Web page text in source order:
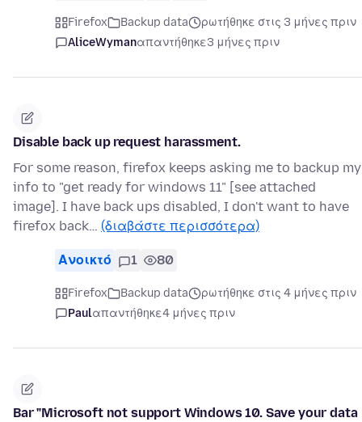
Firefox Backup data
ρωτήθηκε στις 3 μήνες πριν
AliceWymanαπαντήθηκε3 μήνες πριν
Disable back up request harassment.
For some reason, firefox keeps asking me to backup my
info to "get ready for windows 11" [see attached
image]. I have back ups disabled, I don't want to have
firefox back… (διαβάστε περισσότερα)
Ανοικτό 1 80
Firefox Backup data
ρωτήθηκε στις 4 μήνες πριν
Paulαπαντήθηκε4 μήνες πριν
Bar "Microsoft not support Windows 10. Save your data